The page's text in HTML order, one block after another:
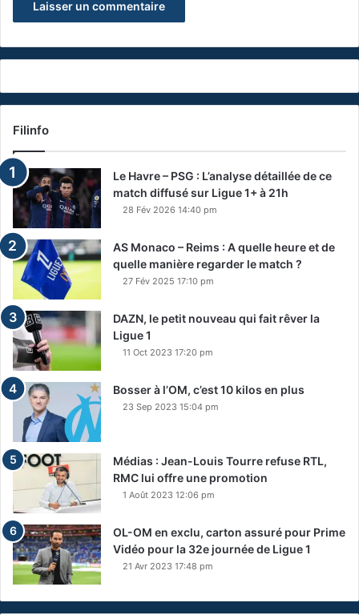
Filinfo
Le Havre – PSG : L’analyse détaillée de ce
match diffusé sur Ligue 1+ à 21h
28 Fév 2026 14:40 pm
AS Monaco – Reims : A quelle heure et de
quelle manière regarder le match ?
27 Fév 2025 17:10 pm
DAZN, le petit nouveau qui fait rêver la
Ligue 1
11 Oct 2023 17:20 pm
Bosser à l’OM, c’est 10 kilos en plus
23 Sep 2023 15:04 pm
Médias : Jean-Louis Tourre refuse RTL,
RMC lui offre une promotion
1 Août 2023 12:06 pm
OL-OM en exclu, carton assuré pour Prime
Vidéo pour la 32e journée de Ligue 1
21 Avr 2023 17:48 pm